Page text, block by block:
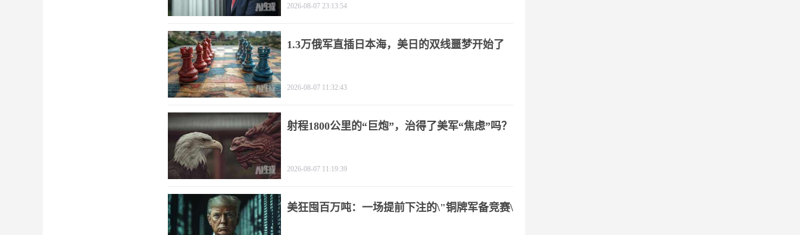
2026-08-07 23:13:54
1.3万俄军直插日本海，美日的双线噩梦开始了
2026-08-07 11:32:43
射程1800公里的“巨炮”，治得了美军“焦虑”吗？
2026-08-07 11:19:39
美狂囤百万吨：一场提前下注的\"铜牌军备竞赛\"